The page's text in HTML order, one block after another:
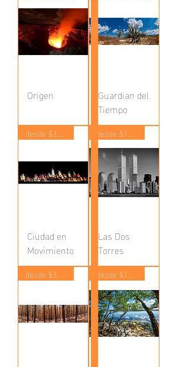
Origen
Guardian del
Tiempo
desde $3,500
Ciudad en
Movimiento
desde $1,400
Las Dos
Torres
desde $3,500 desde $1,400